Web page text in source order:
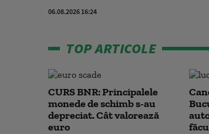
06.08.2026 16:24
TOP ARTICOLE
CURS BNR: Principalele
monede de schimb s-au
depreciat. Cât valorează
euro